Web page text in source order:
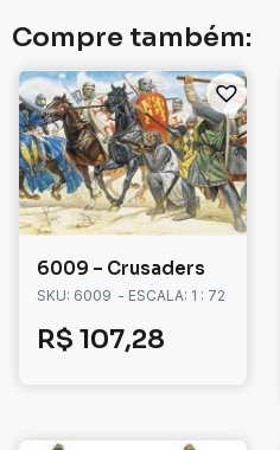
Compre também:
6009 – Crusaders
SKU: 6009 - ESCALA: 1 : 72
R$ 107,28